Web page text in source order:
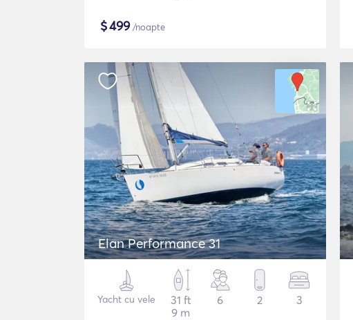
$499/noapte
Elan Performance 31
Yacht cu vele
31 ft
9 m
6 2 3